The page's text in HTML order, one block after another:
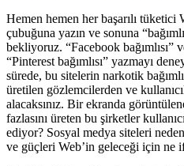
Hemen hemen her başarılı tüketici
çubuğuna yazın ve sonuna
bekliyoruz. “Facebook bağımlısı”
“Pinterest bağımlısı” yazmayı
sürede, bu sitelerin narkotik
üretilen gözlemcilerden ve
alacaksınız. Bir ekranda
fazlasını üreten bu şirketler
ediyor? Sosyal medya siteleri
ve güçleri Web’in geleceği için ne